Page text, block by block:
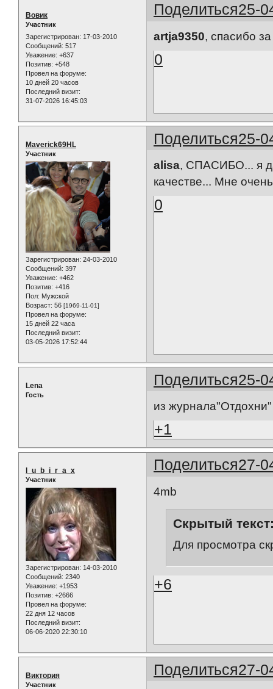
Поделиться25-
Вовик
Участник
Зарегистрирован: 17-03-2010
Сообщений: 517
Уважение: +637
Позитив: +548
Провел на форуме:
10 дней 20 часов
Последний визит:
31-07-2026 16:45:03
artja9350, спасибо
0
Поделиться25-
Maverick69HL
Участник
Зарегистрирован: 24-03-2010
Сообщений: 397
Уважение: +462
Позитив: +416
Пол: Мужской
Возраст: 56 [1969-11-01]
Провел на форуме:
15 дней 22 часа
Последний визит:
03-05-2026 17:52:44
alisa, СПАСИБО... я
качестве... Мне
0
Поделиться25-
Lena
Гость
из журнала"Отдохни"
+1
Поделиться27-
l_u_b_i_r_a_x
Участник
Зарегистрирован: 14-03-2010
Сообщений: 2340
Уважение: +1953
Позитив: +2666
Провел на форуме:
22 дня 12 часов
Последний визит:
06-06-2020 22:30:10
4mb
Скрытый
Для просмотра
+6
Поделиться27-
Виктория
Участник